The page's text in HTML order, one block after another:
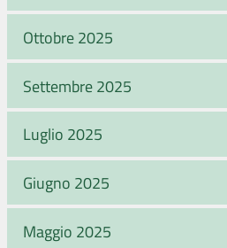
Ottobre 2025
Settembre 2025
Luglio 2025
Giugno 2025
Maggio 2025